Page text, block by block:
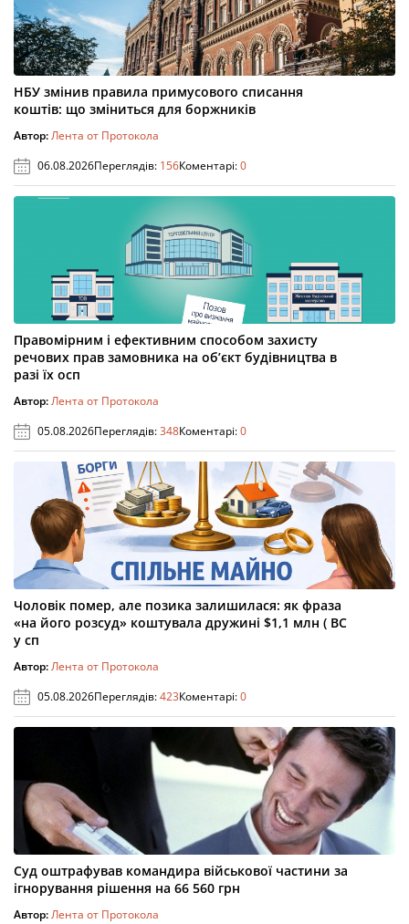
НБУ змінив правила примусового списання
коштів: що зміниться для боржників
Автор:Лента от Протокола
06.08.2026Переглядів: 156Коментарі:0
Правомірним і ефективним способом захисту
речових прав замовника на об’єкт будівництва в
разі їх осп
Автор:Лента от Протокола
05.08.2026Переглядів:348Коментарі:0
Чоловік помер, але позика залишилася: як фраза
«на його розсуд» коштувала дружині $1,1 млн ( ВС
у сп
Автор:Лента от Протокола
05.08.2026Переглядів:423Коментарі:0
Суд оштрафував командира військової частини за
ігнорування рішення на 66 560 грн
Автор:Лента от Протокола